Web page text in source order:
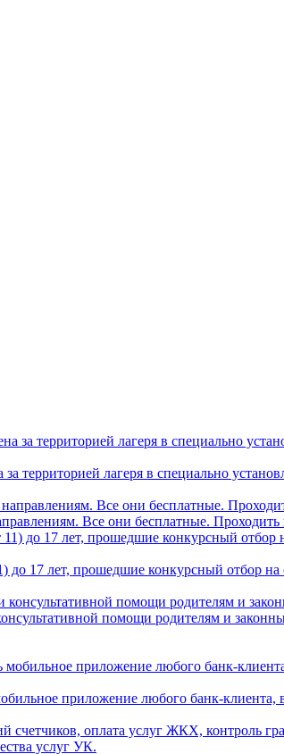
территорией лагеря в специально
Все они бесплатные.
17 лет, прошедшие конкурсный отбор
помощи родителям и
приложение любого банк-